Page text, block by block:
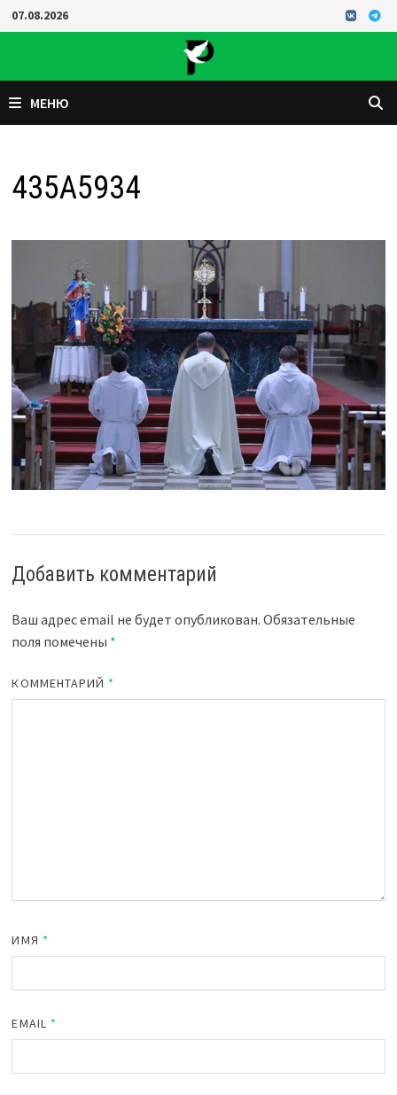
Перейти
к
07.08.2026
МЕНЮ
435A5934
Добавить комментарий
Ваш адрес email не будет опубликован. Обязательные
поля помечены *
КОММЕНТАРИЙ *
ИМЯ *
EMAIL *